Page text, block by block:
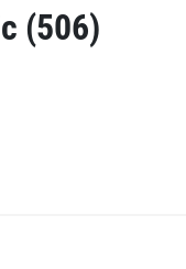
(506)